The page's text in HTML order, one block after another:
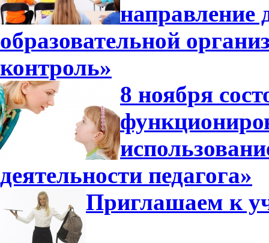
направление
образовательной
контроль»
8 ноября
деятельности педагога»
Приглашаем к